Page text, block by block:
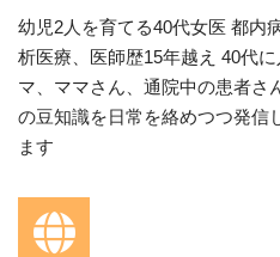
幼児2人を育てる40代女医 都内
析医療、医師歴15年越え 40代
マ、ママさん、通院中の患者さ
の豆知識を日常を絡めつつ発信
ます